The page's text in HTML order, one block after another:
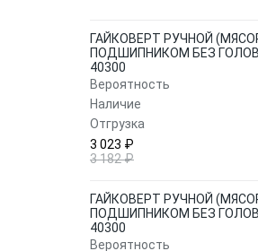
ГАЙКОВЕРТ РУЧНОЙ
ПОДШИПНИКОМ БЕЗ
40300
Вероятность
Наличие
Отгрузка
3 023 ₽
3 182 ₽
ГАЙКОВЕРТ РУЧНОЙ
ПОДШИПНИКОМ БЕЗ
40300
Вероятность